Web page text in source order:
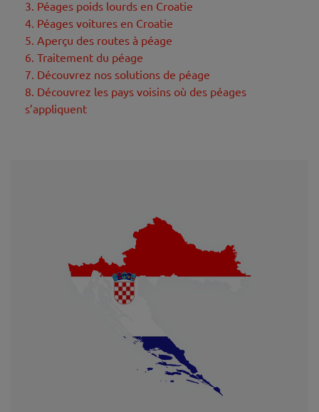
3. Péages poids lourds en Croatie
4. Péages voitures en Croatie
5. Aperçu des routes à péage
6. Traitement du péage
7. Découvrez nos solutions de péage
8. Découvrez les pays voisins où des péages
s’appliquent